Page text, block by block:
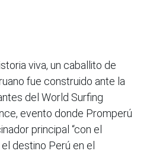
viva, un caballito de
fue construido ante la
del World Surfing
evento donde Promperú
principal “con el
destino Perú en el